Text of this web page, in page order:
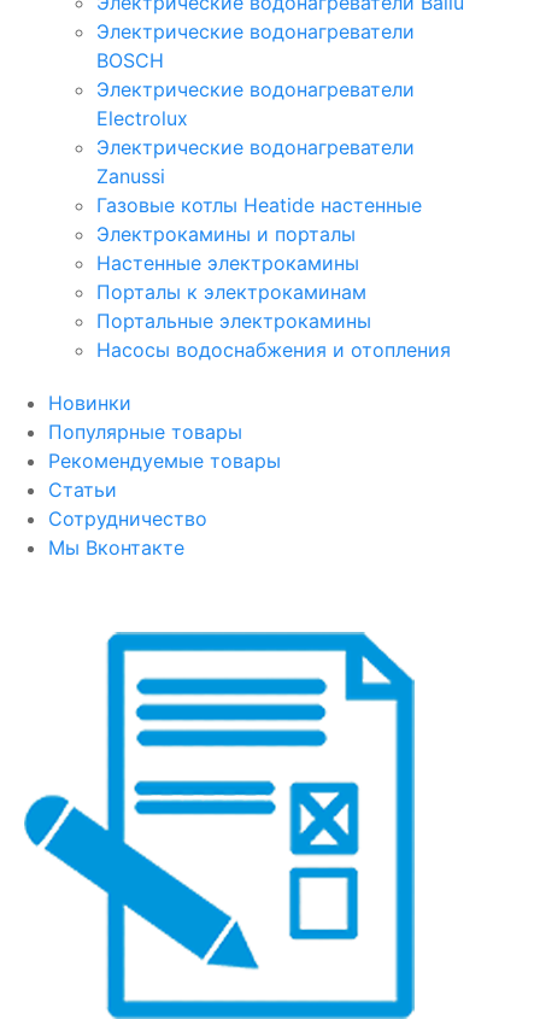
Электрические водонагреватели
BOSCH
Электрические водонагреватели
Electrolux
Электрические водонагреватели
Zanussi
Газовые котлы Heatide настенные
Электрокамины и порталы
Настенные электрокамины
Порталы к электрокаминам
Портальные электрокамины
Насосы водоснабжения и отопления
Новинки
Популярные товары
Рекомендуемые товары
Статьи
Сотрудничество
Мы Вконтакте